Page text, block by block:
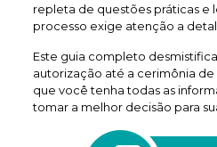
repleta de questões práticas e
processo exige atenção a
Este guia completo
autorização até a cerimônia
que você tenha todas as
tomar a melhor decisão para